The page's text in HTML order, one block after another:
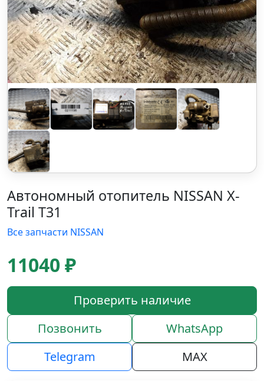
Автономный отопитель NISSAN X-
Trail T31
Все запчасти NISSAN
11040 ₽
Проверить наличие
Позвонить
WhatsApp
Telegram
MAX